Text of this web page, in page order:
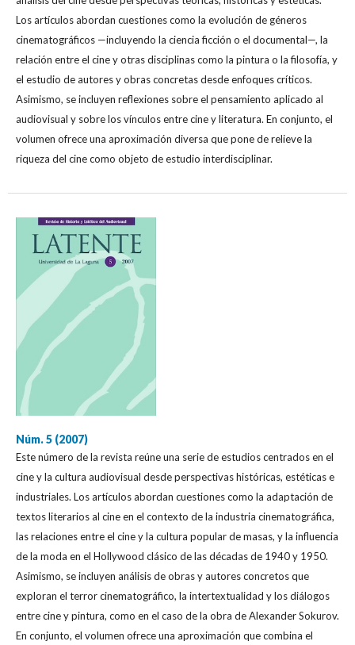
Los artículos abordan cuestiones como la evolución de géneros
cinematográficos —incluyendo la ciencia ficción o el documental—, la
relación entre el cine y otras disciplinas como la pintura o la filosofía, y
el estudio de autores y obras concretas desde enfoques críticos.
Asimismo, se incluyen reflexiones sobre el pensamiento aplicado al
audiovisual y sobre los vínculos entre cine y literatura. En conjunto, el
volumen ofrece una aproximación diversa que pone de relieve la
riqueza del cine como objeto de estudio interdisciplinar.
Núm. 5 (2007)
Este número de la revista reúne una serie de estudios centrados en el
cine y la cultura audiovisual desde perspectivas históricas, estéticas e
industriales. Los artículos abordan cuestiones como la adaptación de
textos literarios al cine en el contexto de la industria cinematográfica,
las relaciones entre el cine y la cultura popular de masas, y la influencia
de la moda en el Hollywood clásico de las décadas de 1940 y 1950.
Asimismo, se incluyen análisis de obras y autores concretos que
exploran el terror cinematográfico, la intertextualidad y los diálogos
entre cine y pintura, como en el caso de la obra de Alexander Sokurov.
En conjunto, el volumen ofrece una aproximación que combina el